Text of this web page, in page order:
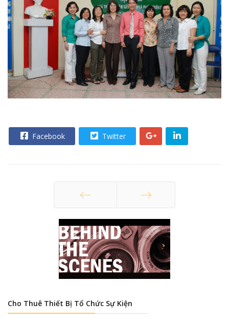
Facebook Twitter
Trang trước Trang sau
Cho Thuê Thiết Bị Tổ Chức Sự Kiện